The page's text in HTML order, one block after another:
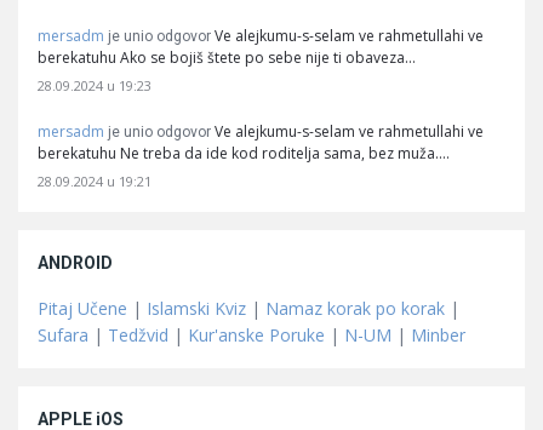
mersadm je unio odgovor Ve alejkumu-s-selam ve rahmetullahi ve
berekatuhu Ako se bojiš štete po sebe nije ti obaveza…
28.09.2024 u 19:23
mersadm je unio odgovor Ve alejkumu-s-selam ve rahmetullahi ve
berekatuhu Ne treba da ide kod roditelja sama, bez muža.…
28.09.2024 u 19:21
ANDROID
Pitaj Učene | Islamski Kviz | Namaz korak po korak |
Sufara | Tedžvid | Kur'anske Poruke | N-UM | Minber
APPLE iOS